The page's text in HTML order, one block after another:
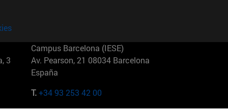
3
Campus Barcelona (IESE)
Av. Pearson, 21 08034 Barcelona
España
T.+34 93 253 42 00